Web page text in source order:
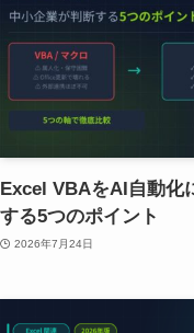
Excel VBAをAI自動化
する5つのポイント
2026年7月24日